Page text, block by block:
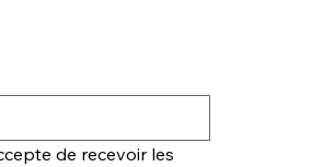
de recevoir les